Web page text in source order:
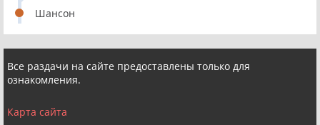
Шансон
Все раздачи на сайте предоставлены только для
ознакомления.
Карта сайта